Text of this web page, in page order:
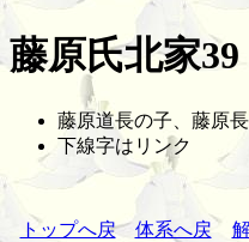
藤原氏北家39
藤原道長の子、藤原
下線字はリンク
トップへ戻
体系へ戻